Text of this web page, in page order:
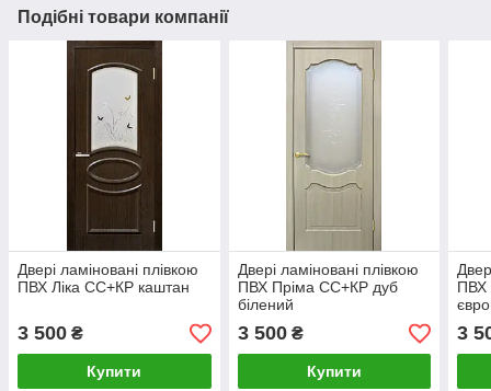
Подібні товари компанії
Двері ламіновані плівкою
ПВХ Ліка СС+КР каштан
3 500 ₴
Купити
Двері ламіновані плівкою
ПВХ Пріма СС+КР дуб
білений
3 500₴
Купити
ПВХ
3